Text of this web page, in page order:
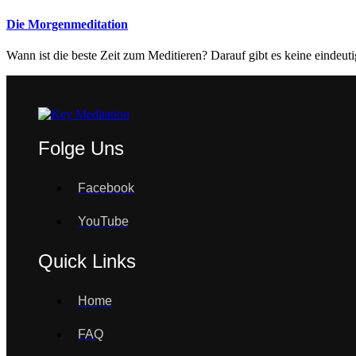
Die Morgenmeditation
Wann ist die beste Zeit zum Meditieren? Darauf gibt es keine
Folge Uns
Facebook
YouTube
Quick Links
Home
FAQ